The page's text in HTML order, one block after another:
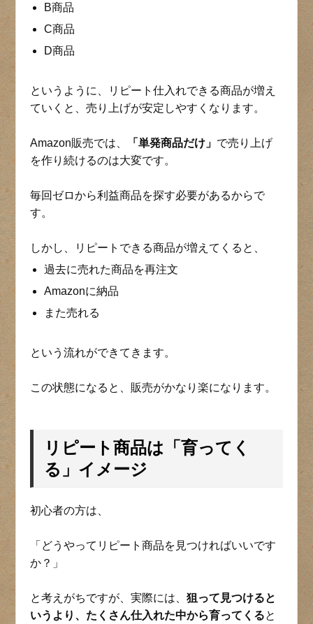
B商品
C商品
D商品
というように、リピート仕入れできる商品が増え
ていくと、売り上げが安定しやすくなります。
Amazon販売では、 「単発商品だけ」 で売り上げ
を作り続けるのは大変です。
毎回ゼロから利益商品を探す必要があるからで
す。
しかし、リピートできる商品が増えてくると、
過去に売れた商品を再注文
Amazonに納品
また売れる
という流れができてきます。
この状態になると、販売がかなり楽になります。
リピート商品は「育ってく
る」イメージ
初心者の方は、
「どうやってリピート商品を見つければいいです
か？」
と考えがちですが、実際には、狙って見つけると
いうより、たくさん仕入れた中から育ってくると